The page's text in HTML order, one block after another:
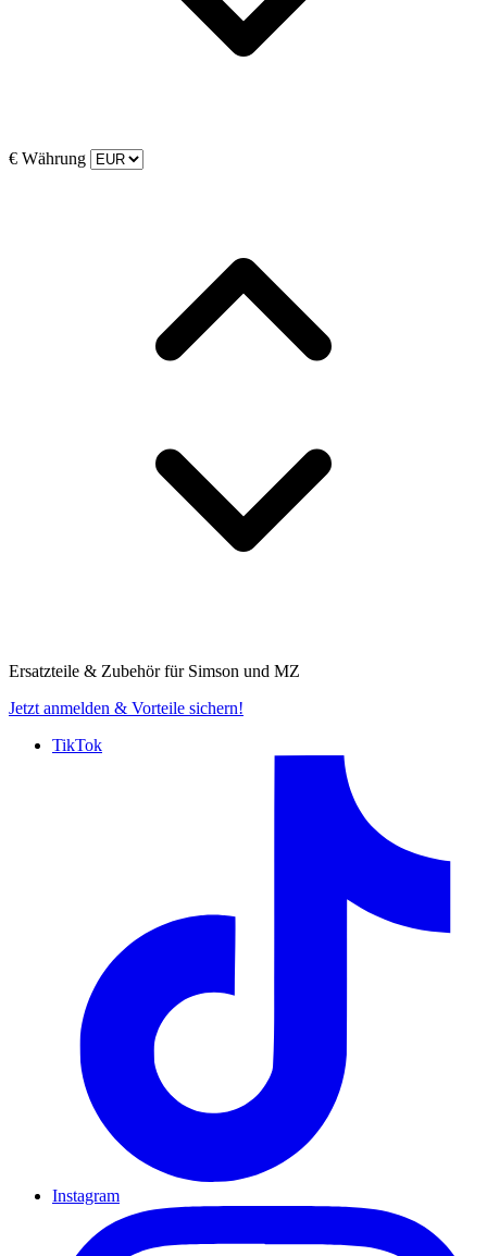
€ Währung
Ersatzteile & Zubehör für Simson und MZ
Jetzt anmelden & Vorteile sichern!
TikTok
Instagram